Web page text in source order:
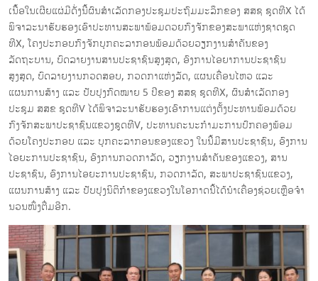
ເນື້ອໃນເຜີຍແຜ່ມີດັ່ງນີ້ຜົນສໍາເລັດກອງປະຊຸມປະຖົມມະລຶກຂອງ ສສຊ ຊຸດທີX ໄດ້
ພິຈາລະນາຮັບຮອງເອົາປະທານສະພາພ້ອມດວຍກົງຈັກຂອງສະພາແຫ່ງຊາດຊຸດ
ທີX, ໂຄງປະກອບກົງຈັກບຸກຄະລາກອນພ້ອມດ້ວຍວຽກງານສໍາຄັນຂອງ
ລັດຖະບານ, ບົດລາຍງານສານປະຊາຊົນສູງສຸດ, ອົງການໄອຍາການປະຊາຊົນ
ສູງສຸດ, ບົດລາຍງານກວດສອບ, ກວດກາແຫ່ງລັດ, ແຜນເຄື່ອນໄຫວ ແລະ
ແຜນການສ້າງ ແລະ ປັບປຸງກົດໝາຍ 5 ປີຂອງ ສສຊ ຊຸດທີX, ຜົນສໍາເລັດກອງ
ປະຊຸມ ສສຂ ຊຸດທີV ໄດ້ພິຈາລະນາຮັບຮອງເອົາການແຕ່ງຕັ້ງປະທານພ້ອມດ້ວຍ
ກົງຈັກສະພາປະຊາຊົນແຂວງຊູດທີV, ປະທານຄະນະກໍາມະການປົກຄອງພ້ອມ
ດ້ວຍໂຄງປະກອບ ແລະ ບຸກຄະລາກອນຂອງແຂວງ ໃນນີ້ມີສານປະຊາຊົນ, ອົງການ
ໄອຍະການປະຊາຊົນ, ອົງການກວດກາລັດ, ວຽກງານສໍາຄັນຂອງແຂວງ, ສານ
ປະຊາຊົນ, ອົງການໄອຍະການປະຊາຊົນ, ກວດກາລັດ, ສະພາປະຊາຊົນແຂວງ,
ແຜນການສ້າງ ແລະ ປັບປຸງນິຕິກໍາຂອງແຂວງໃນໂອກາດນີ້ໄດ້ນໍາເຄື່ອງຊ່ວຍເຫຼືອຈໍາ
ນວນໜຶ່ງຕື່ມອີກ.